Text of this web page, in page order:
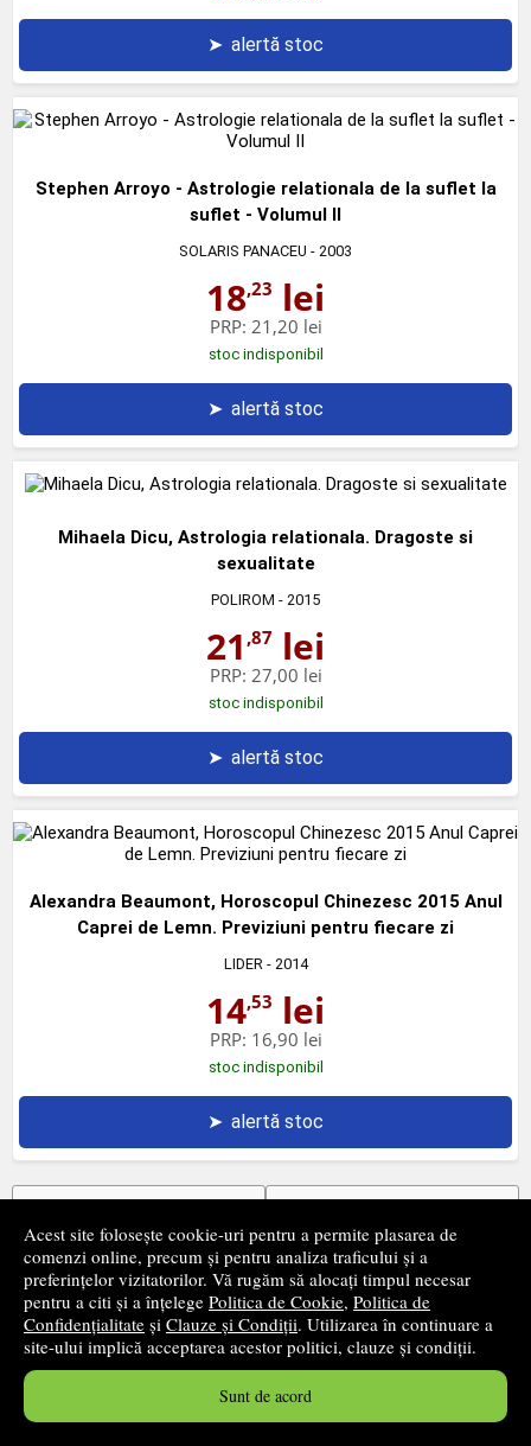
Acest site folosește cookie-uri pentru a permite plasarea de
comenzi online, precum și pentru analiza traficului și a
preferințelor vizitatorilor. Vă rugăm să alocați timpul necesar
pentru a citi și a înțelege Politica de Cookie, Politica de
Confidențialitate și Clauze și Condiții. Utilizarea în continuare a
site-ului implică acceptarea acestor politici, clauze și condiții.
Sunt de acord
➤ alertă stoc
Stephen Arroyo - Astrologie relationala de la suflet la
suflet - Volumul II
SOLARIS PANACEU - 2003
18,23 lei
PRP: 21,20 lei
stoc indisponibil
➤ alertă stoc
Mihaela Dicu, Astrologia relationala. Dragoste si
sexualitate
POLIROM - 2015
21 ,87 lei
PRP: 27,00 lei
stoc indisponibil
➤ alertă stoc
Alexandra Beaumont, Horoscopul Chinezesc 2015 Anul
Caprei de Lemn. Previziuni pentru fiecare zi
LIDER - 2014
14,53 lei
PRP: 16,90 lei
stoc indisponibil
➤ alertă stoc
1 2 3 4 5
49 - 96din205produse
Prețurile afișate includ TVA.
Newsletter